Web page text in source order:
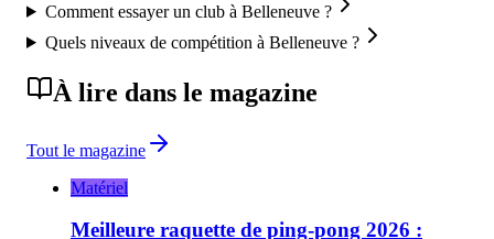
Comment essayer un club à Belleneuve ?
Quels niveaux de compétition à Belleneuve ?
À lire dans le magazine
Tout le magazine
Matériel
Meilleure raquette de ping-pong 2026 :